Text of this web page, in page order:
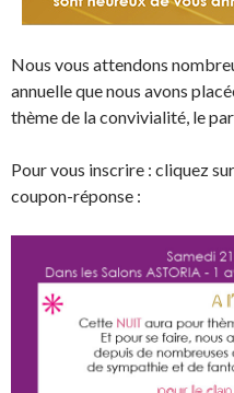
Nous vous attendons
annuelle que nous avons
thème de la convivialité, le
Pour vous inscrire : cliquez
coupon-réponse :